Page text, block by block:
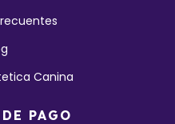
Canina
PAGO